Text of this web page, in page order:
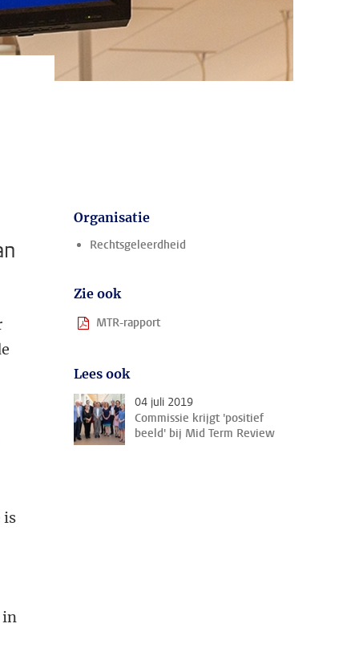
is
in
Organisatie
Rechtsgeleerdheid
Zie ook
MTR-rapport
Lees ook
04 juli 2019
Commissie krijgt 'positief
beeld' bij Mid Term Review